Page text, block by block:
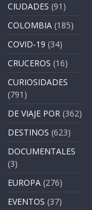
CIUDADES (91)
COLOMBIA (185)
COVID-19 (34)
CRUCEROS (16)
CURIOSIDADES
(791)
DE VIAJE POR (362)
DESTINOS (623)
DOCUMENTALES
(3)
EUROPA (276)
EVENTOS (37)